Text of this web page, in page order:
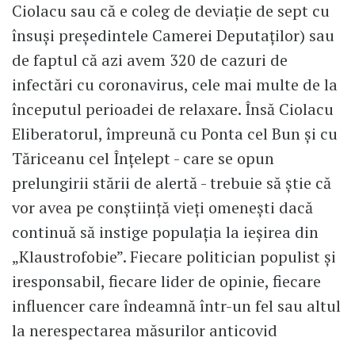
Ciolacu sau că e coleg de deviație de sept cu
însuși președintele Camerei Deputaților) sau
de faptul că azi avem 320 de cazuri de
infectări cu coronavirus, cele mai multe de la
începutul perioadei de relaxare. Însă Ciolacu
Eliberatorul, împreună cu Ponta cel Bun și cu
Tăriceanu cel Înțelept - care se opun
prelungirii stării de alertă - trebuie să știe că
vor avea pe conștiință vieți omenești dacă
continuă să instige populația la ieșirea din
„Klaustrofobie”. Fiecare politician populist și
iresponsabil, fiecare lider de opinie, fiecare
influencer care îndeamnă într-un fel sau altul
la nerespectarea măsurilor anticovid